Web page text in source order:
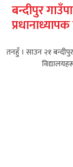
बन्दीपुर
तनहुँ । साउन २१